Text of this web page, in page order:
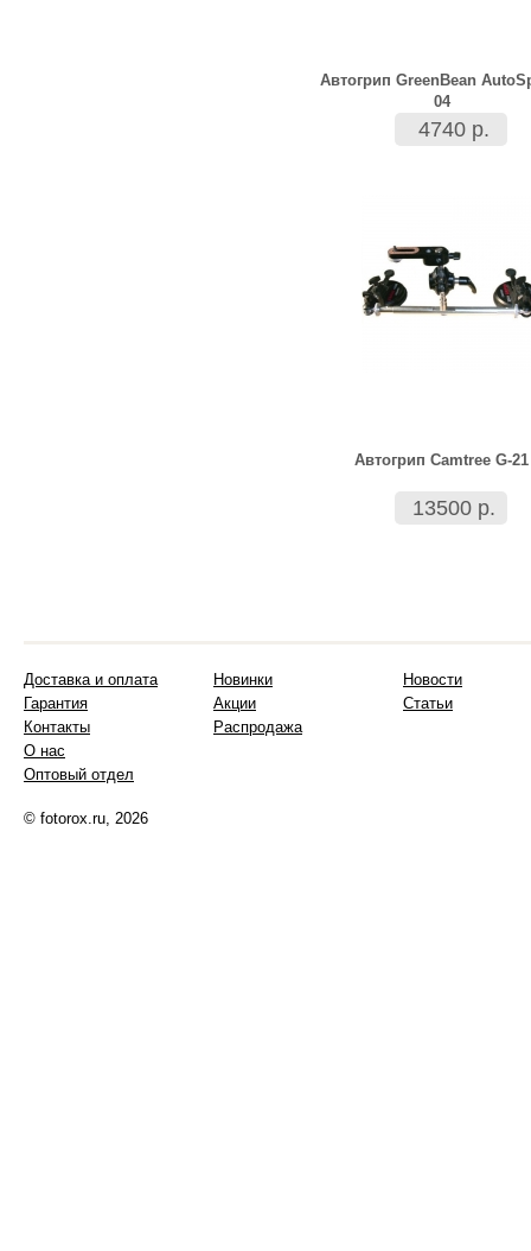
Автогрип GreenBean
04
4740 р.
Автогрип Camtree G-21
13500 р.
Доставка и оплата
Гарантия
Контакты
О нас
Оптовый отдел
Новинки
Акции
Распродажа
Новости
Статьи
© fotorox.ru, 2026